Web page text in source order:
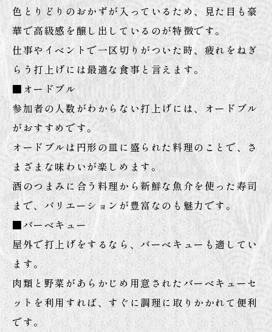
色とりどりのおかずが入っているため、見た目も豪
華で高級感を醸し出しているのが特徴です。
仕事やイベントで一区切りがついた時、疲れをねぎ
らう打上げには最適な食事と言えます。
■オードブル
参加者の人数がわからない打上げには、オードブル
がおすすめです。
オードブルは円形の皿に盛られた料理のことで、さ
まざまな味わいが楽しめます。
酒のつまみに合う料理から新鮮な魚介を使った寿司
まで、バリエーションが豊富なのも魅力です。
■バーベキュー
屋外で打上げをするなら、バーベキューも適してい
ます。
肉類と野菜があらかじめ用意されたバーベキューセ
ットを利用すれば、すぐに調理に取りかかれて便利
です。